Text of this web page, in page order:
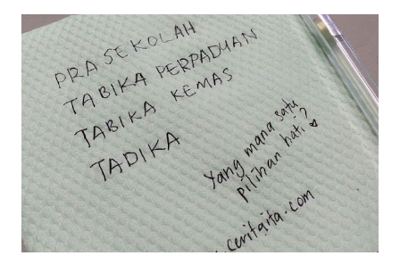
balik keja aku ajak la shah singgah Giant beli barang
sikit...dalam perjalanan dari dalam kereta tu biasalah kan
kami memang akan pimpin anak-anak jalan sampai masuk
dalam... dan kebiasanya bagi anak 4 macam kami ni bahagi-
bahagi lah siapa nak pimpin siapa... dan biasanya aku akan
dukung adik hadi sambil pimpin kakak husna... yang abg
ngah dengan abg long terserah pada shah la pulak.. tapi
kalau ikut anak-anak semua nak ummi pimpin... ajer rebeh
ba...